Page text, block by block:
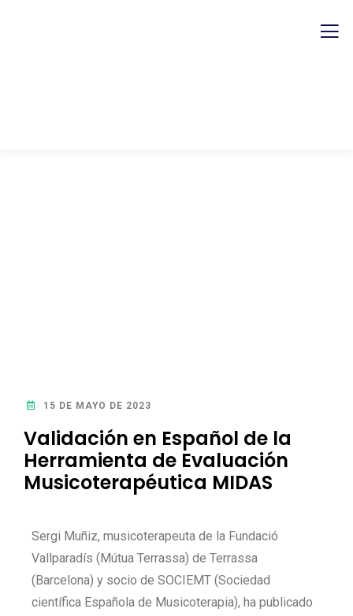
15 DE MAYO DE 2023
Validación en Español de la
Herramienta de Evaluación
Musicoterapéutica MIDAS
Sergi Muñiz, musicoterapeuta de la Fundació
Vallparadís (Mútua Terrassa) de Terrassa
(Barcelona) y socio de SOCIEMT (Sociedad
científica Española de Musicoterapia), ha publicado